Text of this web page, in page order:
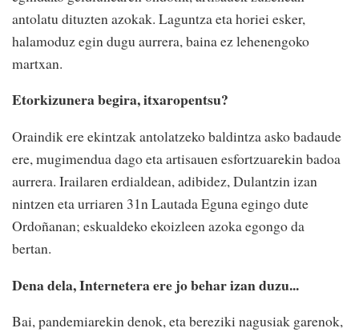
antolatu dituzten azokak. Laguntza eta horiei esker,
halamoduz egin dugu aurrera, baina ez lehenengoko
martxan.
Etorkizunera begira, itxaropentsu?
Oraindik ere ekintzak antolatzeko baldintza asko badaude
ere, mugimendua dago eta artisauen esfortzuarekin badoa
aurrera. Irailaren erdialdean, adibidez, Dulantzin izan
nintzen eta urriaren 31n Lautada Eguna egingo dute
Ordoñanan; eskualdeko ekoizleen azoka egongo da
bertan.
Dena dela, Internetera ere jo behar izan duzu...
Bai, pandemiarekin denok, eta bereziki nagusiak garenok,